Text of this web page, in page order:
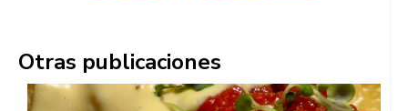
Otras publicaciones